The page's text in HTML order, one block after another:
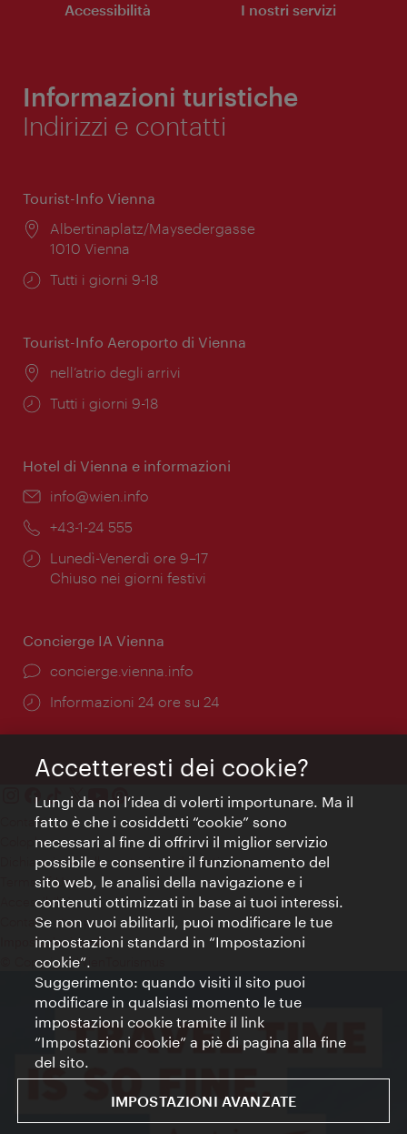
Accessibilità I nostri servizi
Informazioni turistiche
Indirizzi e contatti
Tourist-Info Vienna
Posizione:
Albertinaplatz/Maysedergasse
1010 Vienna
Orari
Tutti i giorni 9-18
Tourist-Info Aeroporto di Vienna
Posizione:
nell’atrio degli arrivi
Orari
Tutti i giorni 9-18
Hotel di Vienna e informazioni
Email:
info@wien.info
Telefono:
+43-1-24 555
Orari
di
Lunedì-Venerdì ore 9–17
Chiuso nei giorni festivi
Concierge IA Vienna
Ort:
concierge.vienna.info
Öffnungszeiten:
Informazioni 24 ore su 24
Contatti
Colophon
Dichiarazione sulla protezione dei dati
Terms of Use
Accessibilità
Contatto stampa
Impostazioni cookie
© Copyright WienTourismus
Accetteresti dei cookie?
Lungi da noi l’idea di volerti importunare. Ma il
fatto è che i cosiddetti “cookie” sono
necessari al fine di offrirvi il miglior servizio
possibile e consentire il funzionamento del
sito web, le analisi della navigazione e i
contenuti ottimizzati in base ai tuoi interessi.
Se non vuoi abilitarli, puoi modificare le tue
impostazioni standard in “Impostazioni
cookie”.
Suggerimento: quando visiti il sito puoi
modificare in qualsiasi momento le tue
impostazioni cookie tramite il link
“Impostazioni cookie” a piè di pagina alla fine
del sito.
IMPOSTAZIONI AVANZATE